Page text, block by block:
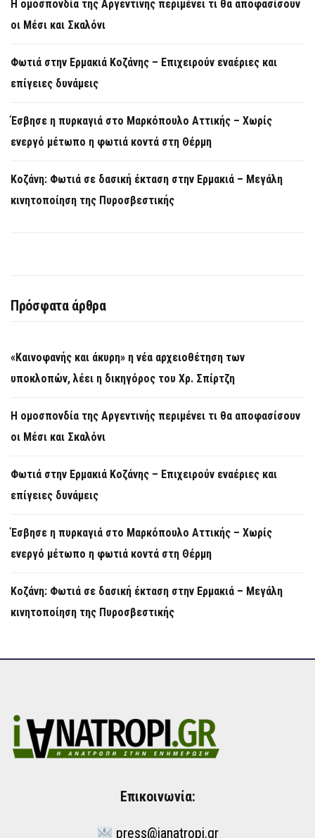
Η ομοσπονδία της Αργεντινής περιμένει τι θα αποφασίσουν
οι Μέσι και Σκαλόνι
Φωτιά στην Ερμακιά Κοζάνης – Επιχειρούν εναέριες και
επίγειες δυνάμεις
Έσβησε η πυρκαγιά στο Μαρκόπουλο Αττικής – Χωρίς
ενεργό μέτωπο η φωτιά κοντά στη Θέρμη
Κοζάνη: Φωτιά σε δασική έκταση στην Ερμακιά – Μεγάλη
κινητοποίηση της Πυροσβεστικής
Πρόσφατα άρθρα
«Καινοφανής και άκυρη» η νέα αρχειοθέτηση των
υποκλοπών, λέει η δικηγόρος του Χρ. Σπίρτζη
Η ομοσπονδία της Αργεντινής περιμένει τι θα αποφασίσουν
οι Μέσι και Σκαλόνι
Φωτιά στην Ερμακιά Κοζάνης – Επιχειρούν εναέριες και
επίγειες δυνάμεις
Έσβησε η πυρκαγιά στο Μαρκόπουλο Αττικής – Χωρίς
ενεργό μέτωπο η φωτιά κοντά στη Θέρμη
Κοζάνη: Φωτιά σε δασική έκταση στην Ερμακιά – Μεγάλη
κινητοποίηση της Πυροσβεστικής
Επικοινωνία:
press@ianatropi.gr